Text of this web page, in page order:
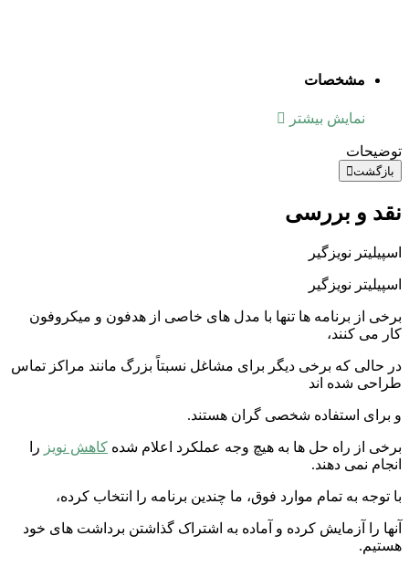
مشخصات
نمایش بیشتر
توضیحات
بازگشت
نقد و بررسی
اسپیلیتر نویزگیر
اسپیلیتر نویزگیر
برخی از برنامه ها تنها با مدل های خاصی از هدفون و میکروفون
کار می کنند،
در حالی که برخی دیگر برای مشاغل نسبتاً بزرگ مانند مراکز تماس
طراحی شده اند
و برای استفاده شخصی گران هستند.
برخی از راه حل ها به هیچ وجه عملکرد اعلام شده کاهش نویز را
انجام نمی دهند.
با توجه به تمام موارد فوق، ما چندین برنامه را انتخاب کرده،
آنها را آزمایش کرده و آماده به اشتراک گذاشتن برداشت های خود
هستیم.